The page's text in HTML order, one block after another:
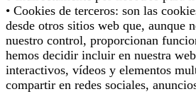
• Cookies de terceros: son las
desde otros sitios web que, aunque
nuestro control, proporcionan
hemos decidir incluir en nuestra
interactivos, vídeos y elementos
compartir en redes sociales,